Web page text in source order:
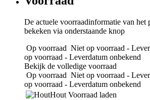
De actuele voorraadinformatie van het
bekeken via onderstaande knop
Op voorraad Niet op voorraad -
op voorraad - Leverdatum onbekend
Bekijk de volledige voorraad
Op voorraad Niet op voorraad -
op voorraad - Leverdatum onbekend
Hout Voorraad laden